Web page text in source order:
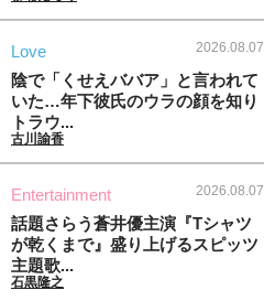
Love 2026.08.07
陰で「くせえババア」と言われて
いた…年下彼氏のウラの顔を知り
トラウ...
古川諭香
Entertainment 2026.08.07
話題さらう蒼井優主演『Tシャツ
が乾くまで』盛り上げるスピッツ
主題歌...
石黒隆之